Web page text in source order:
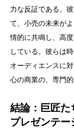
力な反証である。
て、小売の未来が
情的に共鳴し、高
している。彼らは
オーディエンスに
心の商業の、専門
結論：巨匠
プレゼンテー